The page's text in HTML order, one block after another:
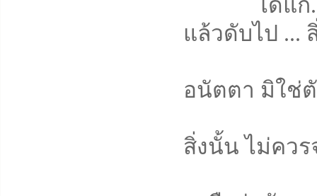
ได้แก่......
แล้วดับไป ...
อนัตตา มิใช่
สิ่งนั้น ไม่คว